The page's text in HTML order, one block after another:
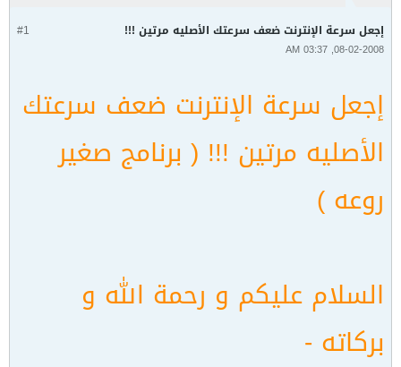
#1 إجعل سرعة الإنترنت ضعف سرعتك الأصليه مرتين !!!
08-02-2008, 03:37 AM
إجعل سرعة الإنترنت ضعف سرعتك
الأصليه مرتين !!! ( برنامج صغير
روعه )
السلام عليكم و رحمة الله و
بركاته -